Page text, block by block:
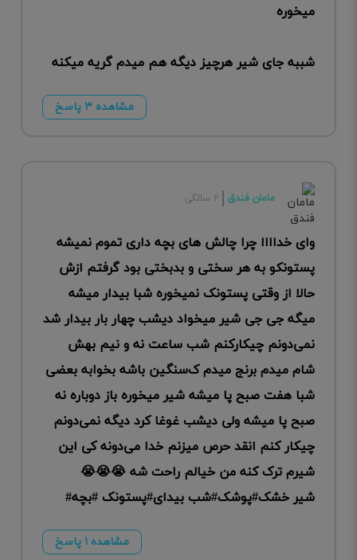
میخوره
شببه جای شیر هرچیز دیگه هم میدم گریه میکنه
مشاهده ۳ پاسخ
مامان فندق ۲ سالگی
وای خداااا چرا چالش های بچه داری تموم نمیشه
پستونکو به هر سختی و بدبختی بود گرفتم ازش
حالا از وقتی پستونک نمیخوره شبا بیدار میشه
میگه جی جی شیر میخواد دیشب چهار بار بیدار شد
نمی‌دونم چیکار‌کنم شب ساعت نه و نیم بهش
شام میدم برنج میدم ک‌سنگین باشه بخوابه بعضی
شبا هفت صبح پا میشه شیر میخوره باز دوباره نه
صبح پا میشه ولی دیشب غوغا کرد دیگه نمی‌دونم
چیکار کنم انقد حرص میزنم خدا می‌دونه کی این
شیرم ترک کنه من خیالم راحت شه 😭😭😭
شیر خشک#پوشک#شب بیدای#پستونک #بچه#
مشاهده ۱ پاسخ